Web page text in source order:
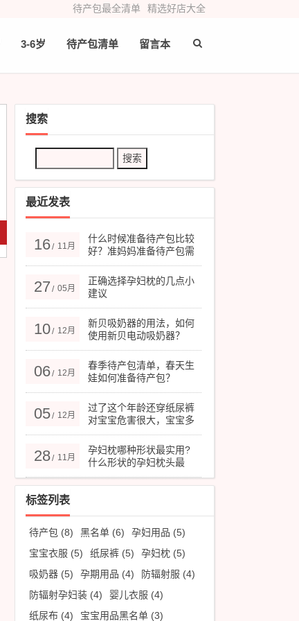
待产包最全清单 精选好店大全
3-6岁 待产包清单 留言本
搜索
最近发表
16/ 11月
什么时候准备待产包比较
好？准妈妈准备待产包需
要注意的几点
27 / 05月
正确选择孕妇枕的几点小
建议
10/ 12月
新贝吸奶器的用法，如何
使用新贝电动吸奶器？
06/ 12月
春季待产包清单，春天生
娃如何准备待产包？
05/ 12月
过了这个年龄还穿纸尿裤
对宝宝危害很大，宝宝多
大停用纸尿裤合适？
28/ 11月
孕妇枕哪种形状最实用?
什么形状的孕妇枕头最
好？
标签列表
待产包 (8) 黑名单 (6) 孕妇用品 (5)
宝宝衣服 (5) 纸尿裤 (5) 孕妇枕 (5)
吸奶器 (5) 孕期用品 (4) 防辐射服 (4)
防辐射孕妇装 (4) 婴儿衣服 (4)
纸尿布 (4) 宝宝用品黑名单 (3)